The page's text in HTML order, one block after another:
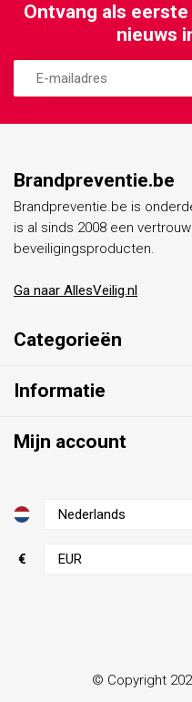
Ontvang als
nieuws
Brandpreventie.be
Brandpreventie.be is
is al sinds 2008 een
beveiligingsproducten.
Ga naar AllesVeilig.nl
Categorieën
Informatie
Mijn account
€
© Copyright